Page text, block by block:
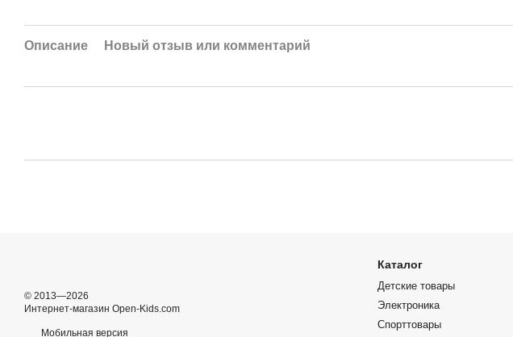
Описание Новый отзыв или комментарий
© 2013—2026
Интернет-магазин Open-Kids.com
Мобильная версия
Каталог
Детские товары
Электроника
Спорттовары